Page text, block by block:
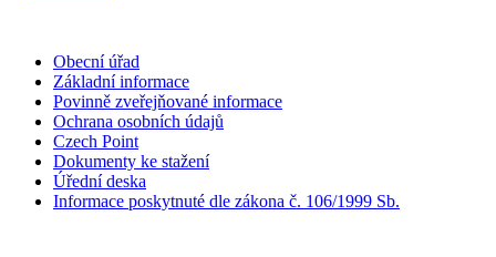
Obecní úřad
Základní informace
Povinně zveřejňované informace
Ochrana osobních údajů
Czech Point
Dokumenty ke stažení
Úřední deska
Informace poskytnuté dle zákona č. 106/1999 Sb.